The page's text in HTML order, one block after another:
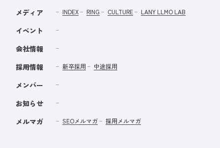
メディア
INDEX RING CULTURE LANY LLMO LAB
イベント
会社情報
採用情報
新卒採用 中途採用
メンバー
お知らせ
メルマガ
SEOメルマガ 採用メルマガ